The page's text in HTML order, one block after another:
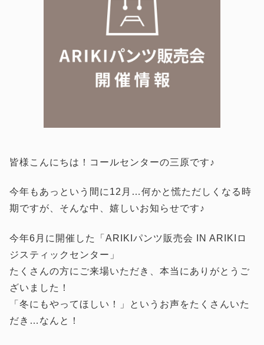
皆様こんにちは！コールセンターの三原です♪
今年もあっという間に12月…何かと慌ただしくなる時
期ですが、そんな中、嬉しいお知らせです♪
今年6月に開催した「ARIKIパンツ販売会 IN ARIKIロ
ジスティックセンター」
たくさんの方にご来場いただき、本当にありがとうご
ざいました！
「冬にもやってほしい！」というお声をたくさんいた
だき…なんと！